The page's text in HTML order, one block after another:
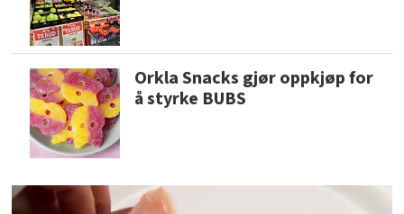
Orkla Snacks gjør oppkjøp for
å styrke BUBS